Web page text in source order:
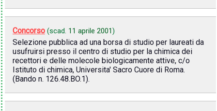
Concorso (scad. 11 aprile 2001)
Selezione pubblica ad una borsa di studio per laureati da
usufruirsi presso il centro di studio per la chimica dei
recettori e delle molecole biologicamente attive, c/o
Istituto di chimica, Universita' Sacro Cuore di Roma.
(Bando n. 126.48.BO.1).